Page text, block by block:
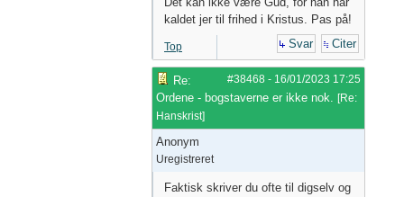
kaldet jer til frihed i Kristus. Pas på!
Top Svar Citer
#38468 - 16/01/2023 17:25
Re:
Ordene - bogstaverne er ikke nok. [Re:
Hanskrist]
Anonym
Uregistreret
Faktisk skriver du ofte til digselv og